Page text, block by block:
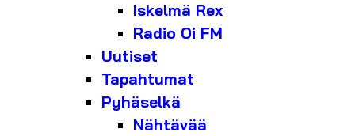
Iskelmä Rex
Radio Oi FM
Uutiset
Tapahtumat
Pyhäselkä
Nähtävää